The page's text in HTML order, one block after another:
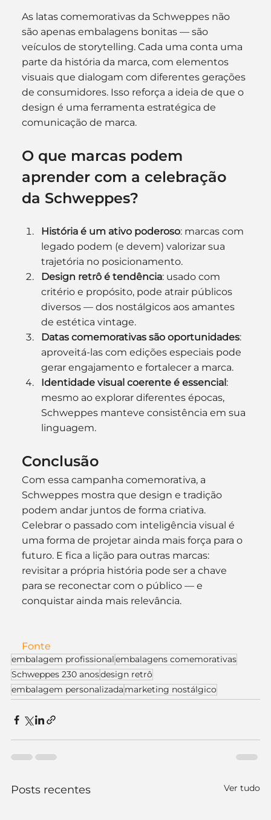
As latas comemorativas da Schweppes não
são apenas embalagens bonitas — são
veículos de storytelling. Cada uma conta uma
parte da história da marca, com elementos
visuais que dialogam com diferentes gerações
de consumidores. Isso reforça a ideia de que o
design é uma ferramenta estratégica de
comunicação de marca.
O que marcas podem
aprender com a celebração
da Schweppes?
História é um ativo poderoso: marcas com
legado podem (e devem) valorizar sua
trajetória no posicionamento.
Design retrô é tendência: usado com
critério e propósito, pode atrair públicos
diversos — dos nostálgicos aos amantes
de estética vintage.
Datas comemorativas são oportunidades:
aproveitá-las com edições especiais pode
gerar engajamento e fortalecer a marca.
Identidade visual coerente é essencial :
mesmo ao explorar diferentes épocas,
Schweppes manteve consistência em sua
linguagem.
Conclusão
Com essa campanha comemorativa, a
Schweppes mostra que design e tradição
podem andar juntos de forma criativa.
Celebrar o passado com inteligência visual é
uma forma de projetar ainda mais força para o
futuro. E fica a lição para outras marcas:
revisitar a própria história pode ser a chave
para se reconectar com o público — e
conquistar ainda mais relevância.
Fonte
embalagem profissionalembalagens comemorativas
Schweppes 230 anosdesign retrô
embalagem personalizada marketing nostálgico
Posts recentes Ver tudo